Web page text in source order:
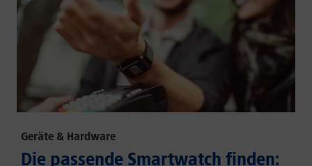
Geräte & Hardware
Die passende Smartwatch finden: